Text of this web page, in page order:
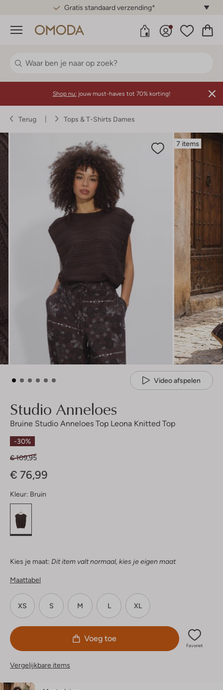
Gratis standaard verzending*
Menu
Shop nu: jouw must-haves tot 70% korting!
Terug Tops & T-Shirts Dames
7 items
Video afspelen
Studio Anneloes
Bruine Studio Anneloes Top Leona Knitted Top
-30%
€ 109,95
€ 76,99
Kleur: Bruin
Kies je maat: Dit item valt normaal, kies je eigen maat
Maattabel
XS S M L XL
Voeg toe
Favoriet
Vergelijkbare items